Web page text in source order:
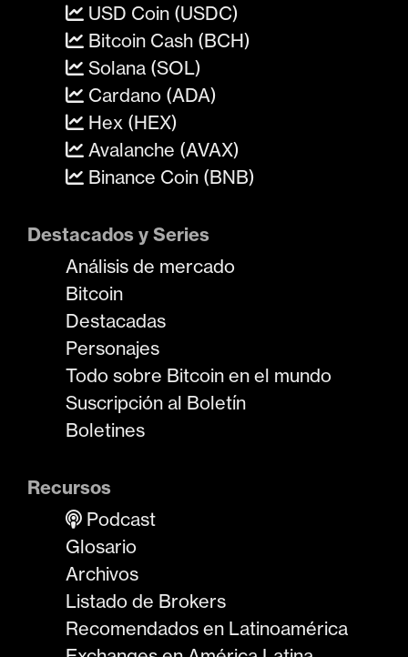
USD Coin (USDC)
Bitcoin Cash (BCH)
Solana (SOL)
Cardano (ADA)
Hex (HEX)
Avalanche (AVAX)
Binance Coin (BNB)
Destacados y Series
Análisis de mercado
Bitcoin
Destacadas
Personajes
Todo sobre Bitcoin en el mundo
Suscripción al Boletín
Boletines
Recursos
Podcast
Glosario
Archivos
Listado de Brokers
Recomendados en Latinoamérica